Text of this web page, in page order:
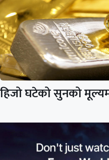
हिजो घटेको सुनको